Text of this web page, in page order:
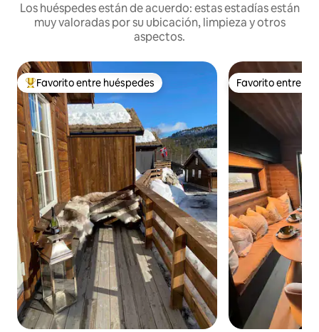
Los huéspedes están de acuerdo: estas estadías están
muy valoradas por su ubicación, limpieza y otros
aspectos.
Favorito entre huéspedes preferido
Favorito entre huéspedes Favorito entre
Favorito entre